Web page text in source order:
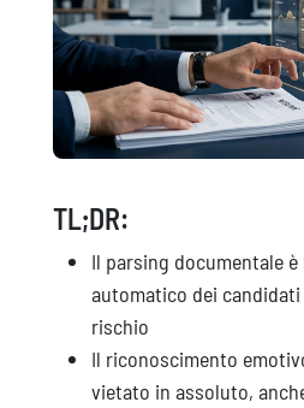
TL;DR:
Il parsing documentale
automatico dei
rischio
Il riconoscimento
vietato in assoluto,